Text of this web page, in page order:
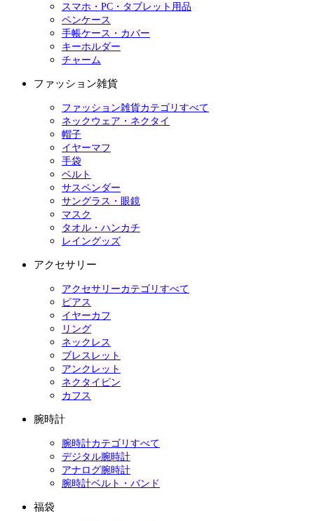
スマホ・PC・タブレット用品
ペンケース
手帳ケース・カバー
キーホルダー
チャーム
ファッション雑貨
ファッション雑貨カテゴリすべて
ネックウェア・ネクタイ
帽子
イヤーマフ
手袋
ベルト
サスペンダー
サングラス・眼鏡
マスク
タオル・ハンカチ
レイングッズ
アクセサリー
アクセサリーカテゴリすべて
ピアス
イヤーカフ
リング
ネックレス
ブレスレット
アンクレット
ネクタイピン
カフス
腕時計
腕時計カテゴリすべて
デジタル腕時計
アナログ腕時計
腕時計ベルト・バンド
福袋